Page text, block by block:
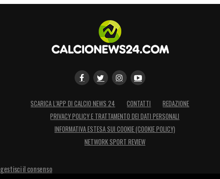
SCARICA L’APP DI CALCIO NEWS 24 CONTATTI
REDAZIONE
PRIVACY POLICY E TRATTAMENTO DEI DATI PERSONALI
INFORMATIVA ESTESA SUI COOKIE (COOKIE POLICY)
NETWORK SPORT REVIEW
gestisci il consenso